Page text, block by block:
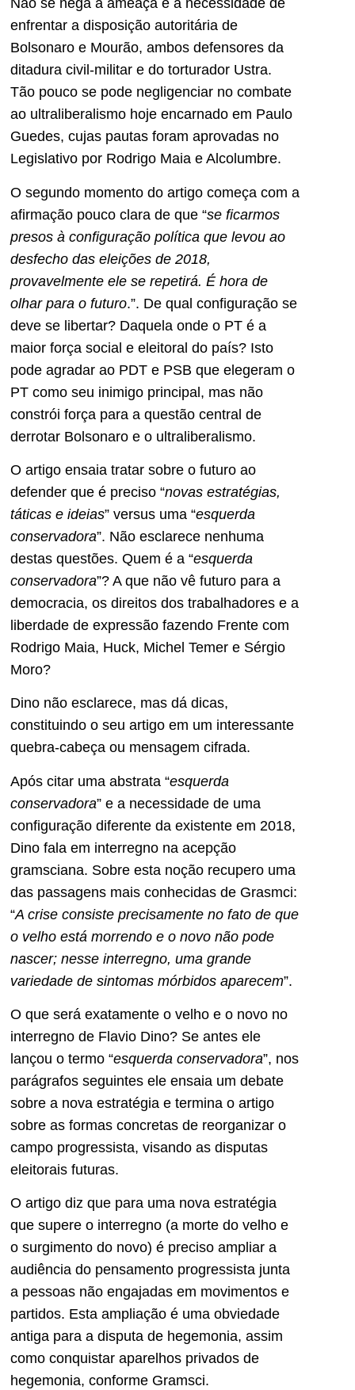
Não se nega a ameaça e a necessidade de
enfrentar a disposição autoritária de
Bolsonaro e Mourão, ambos defensores da
ditadura civil-militar e do torturador Ustra.
Tão pouco se pode negligenciar no combate
ao ultraliberalismo hoje encarnado em Paulo
Guedes, cujas pautas foram aprovadas no
Legislativo por Rodrigo Maia e Alcolumbre.
O segundo momento do artigo começa com a
afirmação pouco clara de que “se ficarmos
presos à configuração política que levou ao
desfecho das eleições de 2018,
provavelmente ele se repetirá. É hora de
olhar para o futuro.”. De qual configuração se
deve se libertar? Daquela onde o PT é a
maior força social e eleitoral do país? Isto
pode agradar ao PDT e PSB que elegeram o
PT como seu inimigo principal, mas não
constrói força para a questão central de
derrotar Bolsonaro e o ultraliberalismo.
O artigo ensaia tratar sobre o futuro ao
defender que é preciso “novas estratégias,
táticas e ideias” versus uma “esquerda
conservadora”. Não esclarece nenhuma
destas questões. Quem é a “esquerda
conservadora”? A que não vê futuro para a
democracia, os direitos dos trabalhadores e a
liberdade de expressão fazendo Frente com
Rodrigo Maia, Huck, Michel Temer e Sérgio
Moro?
Dino não esclarece, mas dá dicas,
constituindo o seu artigo em um interessante
quebra-cabeça ou mensagem cifrada.
Após citar uma abstrata “esquerda
conservadora” e a necessidade de uma
configuração diferente da existente em 2018,
Dino fala em interregno na acepção
gramsciana. Sobre esta noção recupero uma
das passagens mais conhecidas de Grasmci:
“A crise consiste precisamente no fato de que
o velho está morrendo e o novo não pode
nascer; nesse interregno, uma grande
variedade de sintomas mórbidos aparecem”.
O que será exatamente o velho e o novo no
interregno de Flavio Dino? Se antes ele
lançou o termo “esquerda conservadora”, nos
parágrafos seguintes ele ensaia um debate
sobre a nova estratégia e termina o artigo
sobre as formas concretas de reorganizar o
campo progressista, visando as disputas
eleitorais futuras.
O artigo diz que para uma nova estratégia
que supere o interregno (a morte do velho e
o surgimento do novo) é preciso ampliar a
audiência do pensamento progressista junta
a pessoas não engajadas em movimentos e
partidos. Esta ampliação é uma obviedade
antiga para a disputa de hegemonia, assim
como conquistar aparelhos privados de
hegemonia, conforme Gramsci.